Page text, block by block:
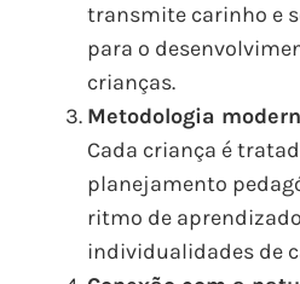
transmite carinho e
para o
crianças.
Metodologia
Cada criança é
planejamento
ritmo de
individualidades de